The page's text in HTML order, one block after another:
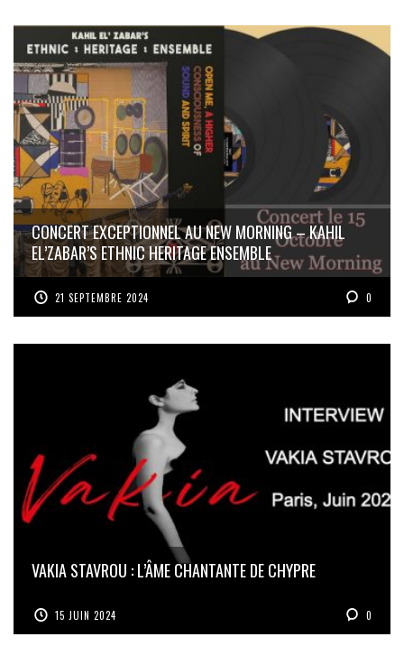
CONCERT EXCEPTIONNEL AU NEW MORNING – KAHIL
EL’ZABAR’S ETHNIC HERITAGE ENSEMBLE
21 SEPTEMBRE 2024 0
VAKIA STAVROU : L’ÂME CHANTANTE DE CHYPRE
15 JUIN 2024 0